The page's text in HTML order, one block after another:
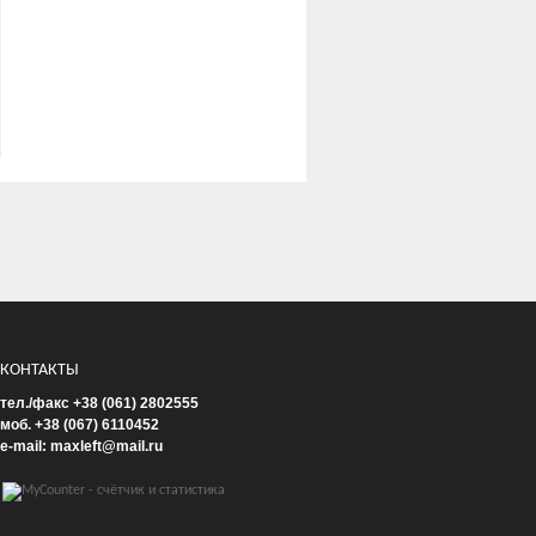
КОНТАКТЫ
тел./факс +38 (061) 2802555
моб. +38 (067) 6110452
e-mail: maxleft@mail.ru